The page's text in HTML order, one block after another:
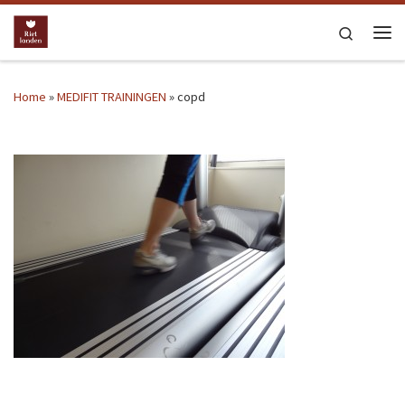
Ga naar inhoud
Search
Home »MEDIFIT TRAININGEN »copd